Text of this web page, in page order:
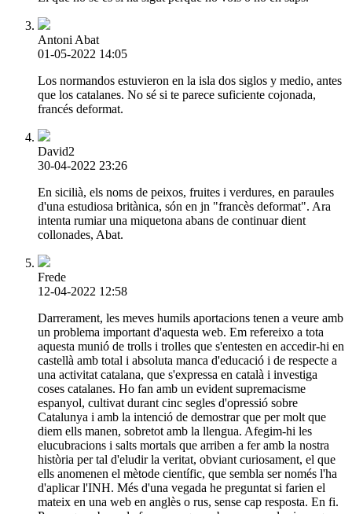
Antoni Abat
01-05-2022 14:05
Los normandos estuvieron en la isla dos siglos y medio, antes
que los catalanes. No sé si te parece suficiente cojonada,
francés deformat.
David2
30-04-2022 23:26
En sicilià, els noms de peixos, fruites i verdures, en paraules
d'una estudiosa britànica, són en jn "francès deformat". Ara
intenta rumiar una miquetona abans de continuar dient
collonades, Abat.
Frede
12-04-2022 12:58
Darrerament, les meves humils aportacions tenen a veure amb
un problema important d'aquesta web. Em refereixo a tota
aquesta munió de trolls i trolles que s'entesten en accedir-hi en
castellà amb total i absoluta manca d'educació i de respecte a
una activitat catalana, que s'expressa en català i investiga
coses catalanes. Ho fan amb un evident supremacisme
espanyol, cultivat durant cinc segles d'opressió sobre
Catalunya i amb la intenció de demostrar que per molt que
diem ells manen, sobretot amb la llengua. Afegim-hi les
elucubracions i salts mortals que arriben a fer amb la nostra
història per tal d'eludir la veritat, obviant curiosament, el que
ells anomenen el mètode científic, que sembla ser només l'ha
d'aplicar l'INH. Més d'una vegada he preguntat si farien el
mateix en una web en anglès o rus, sense cap resposta. En fi.